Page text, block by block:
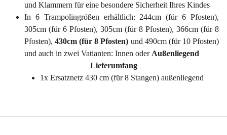
und Klammern für eine besondere Sicherheit Ihres Kindes
In 6 Trampolingrößen erhältlich: 244cm (für 6 Pfosten),
305cm (für 6 Pfosten), 305cm (für 8 Pfosten), 366cm (für 8
Pfosten),430cm (für 8 Pfosten) und 490cm (für 10 Pfosten)
und auch in zwei Vatianten: Innen oder Außenliegend
Lieferumfang
1x Ersatznetz 430 cm (für 8 Stangen) außenliegend